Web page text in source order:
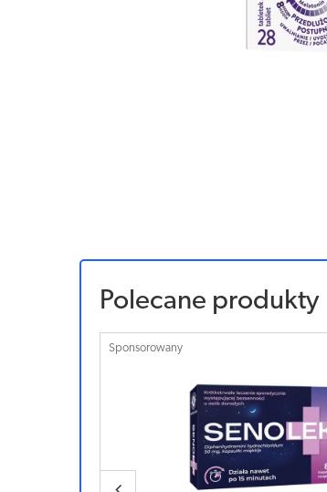
Polecane produkty
Sponsorowany